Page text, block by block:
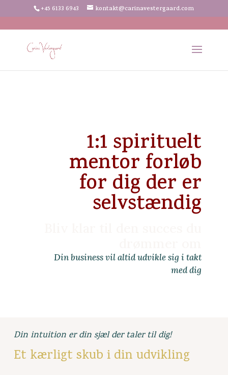
+45 6133 6943 kontakt@carinavestergaard.com
1:1 spirituelt
mentor forløb
for dig der er
selvstændig
Din business vil altid udvikle sig i takt
med dig
Din intuition er din sjæl der taler til dig!
Et kærligt skub i din udvikling